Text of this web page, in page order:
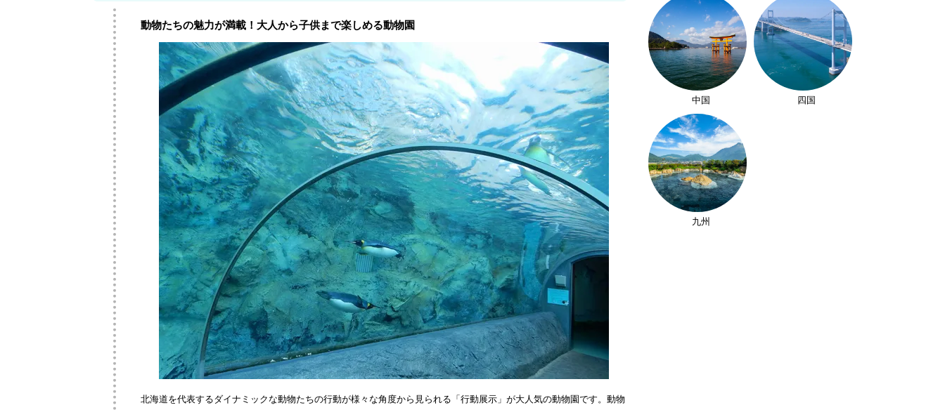
動物たちの魅力が満載！大人から子供まで楽しめる動物園
北海道を代表するダイナミックな動物たちの行動が様々な角度から見られる「行動展示」が大人気の動物園です。動物
中国 四国
九州